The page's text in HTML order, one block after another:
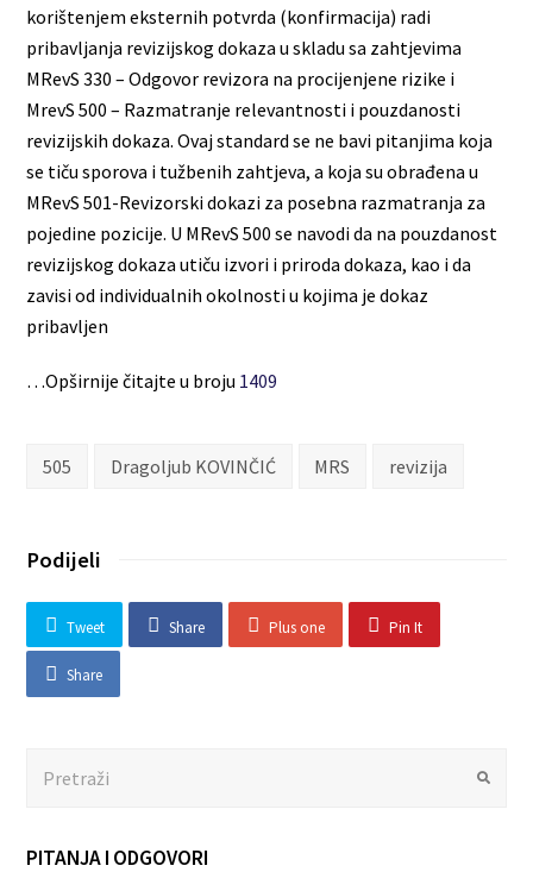
korištenjem eksternih potvrda (konfirmacija) radi
pribavljanja revizijskog dokaza u skladu sa zahtjevima
MRevS 330 – Odgovor revizora na procijenjene rizike i
MrevS 500 – Razmatranje relevantnosti i pouzdanosti
revizijskih dokaza. Ovaj standard se ne bavi pitanjima koja
se tiču sporova i tužbenih zahtjeva, a koja su obrađena u
MRevS 501-Revizorski dokazi za posebna razmatranja za
pojedine pozicije. U MRevS 500 se navodi da na pouzdanost
revizijskog dokaza utiču izvori i priroda dokaza, kao i da
zavisi od individualnih okolnosti u kojima je dokaz
pribavljen
…Opširnije čitajte u broju 1409
505 Dragoljub KOVINČIĆ MRS revizija
Podijeli
Tweet Share Plus one Pin It
Share
PITANJA I ODGOVORI